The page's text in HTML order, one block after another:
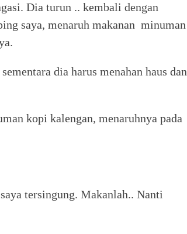
Dia turun .. kembali dengan
saya, menaruh makanan minuman
dia harus menahan haus dan
kopi kalengan, menaruhnya pada
tersingung. Makanlah.. Nanti